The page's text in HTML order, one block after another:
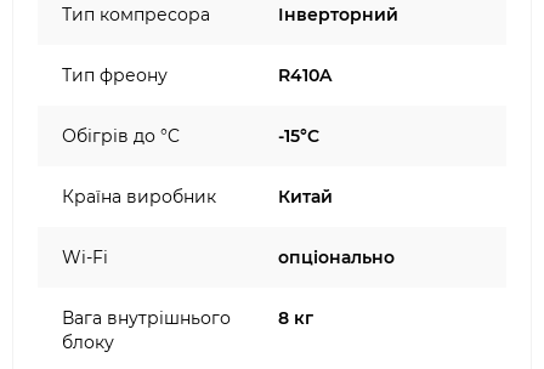
Тип компресора Інверторний
Тип фреону R410A
Обігрів до °C -15°C
Країна виробник Китай
Wi-Fi опціонально
Вага внутрішнього
блоку
8 кг